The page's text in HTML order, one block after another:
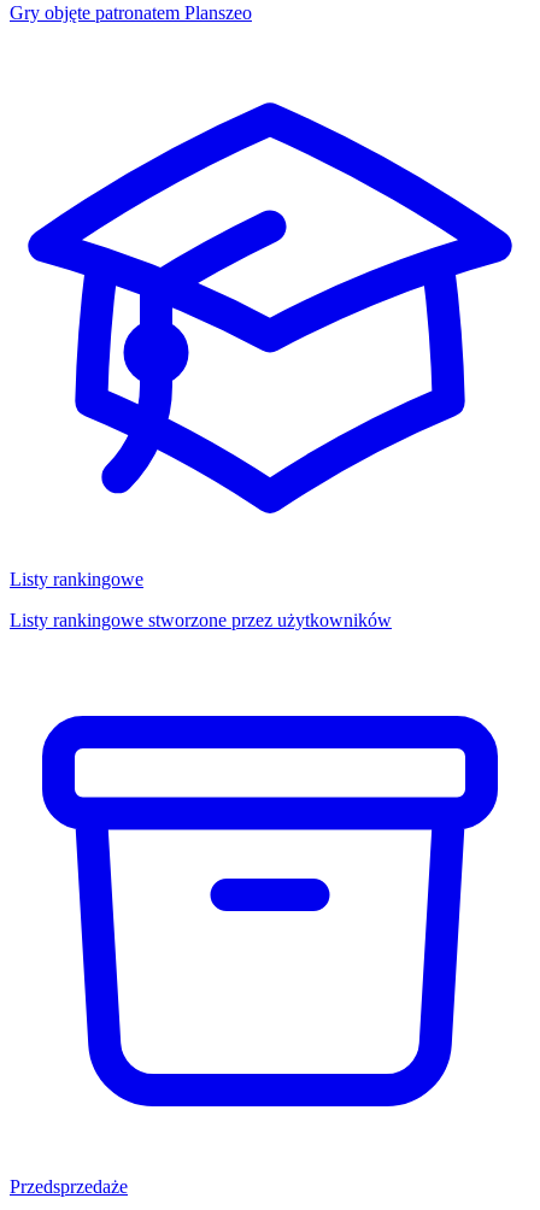
Gry objęte patronatem Planszeo
Listy rankingowe
Listy rankingowe stworzone przez użytkowników
Przedsprzedaże